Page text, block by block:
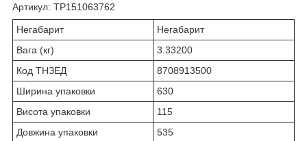
Артикул: TP151063762
Негабарит
Негабарит
Вага (кг)
3.33200
Код ТНЗЕД
8708913500
Ширина упаковки
630
Висота упаковки
115
Довжина упаковки
535